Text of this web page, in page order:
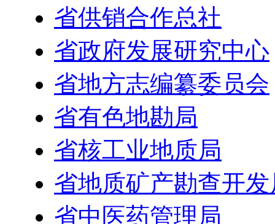
省供销合作总社
省政府发展研究中心
省地方志编纂委员会
省有色地勘局
省核工业地质局
省地质矿产勘查开发
省中医药管理局